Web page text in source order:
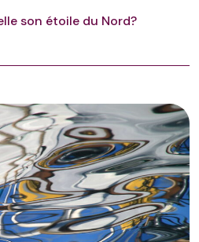
son étoile du Nord?